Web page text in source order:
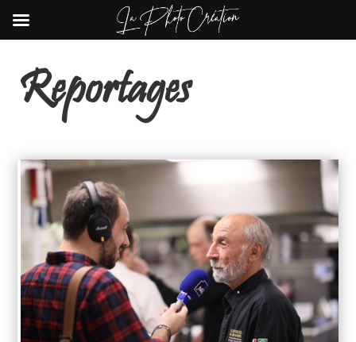
Reportages